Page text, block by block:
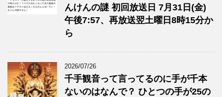
んけんの謎 初回放送日 7月31日(金)
午後7:57、再放送翌土曜日8時15分か
ら
2026/07/26
千手観音って言ってるのに手が千本
ないのはなんで？ ひとつの手が25の